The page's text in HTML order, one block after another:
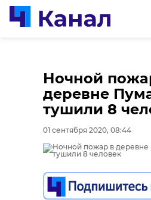
Ночной
деревне
тушили 8
01 сентября 2020, 08:44